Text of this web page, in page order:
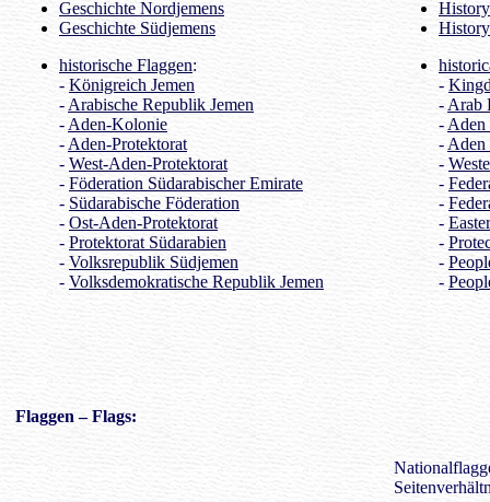
Geschichte Nordjemens
Geschichte Südjemens
historische Flaggen:
- Königreich Jemen
- Arabische Republik Jemen
- Aden-Kolonie
- Aden-Protektorat
- West-Aden-Protektorat
- Föderation Südarabischer Emirate
- Südarabische Föderation
- Ost-Aden-Protektorat
- Protektorat Südarabien
- Volksrepublik Südjemen
- Volksdemokratische Republik Jemen
-
- Arab
- Aden
- Aden
-
-
-
-
-
-
-
Flaggen – Flags: